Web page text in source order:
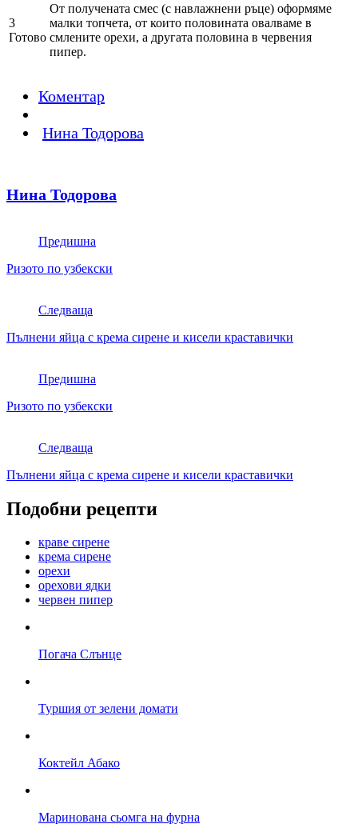
3
Готово
От получената смес (с навлажнени ръце) оформяме
малки топчета, от които половината овалваме в
смлените орехи, а другата половина в червения
пипер.
Коментар
Нина Тодорова
Нина Тодорова
Предишна
Ризото по узбекски
Следваща
Пълнени яйца с крема сирене и кисели краставички
Предишна
Ризото по узбекски
Следваща
Пълнени яйца с крема сирене и кисели краставички
Подобни рецепти
краве сирене
крема сирене
орехи
орехови ядки
червен пипер
Погача Слънце
Туршия от зелени домати
Коктейл Абако
Маринована сьомга на фурна